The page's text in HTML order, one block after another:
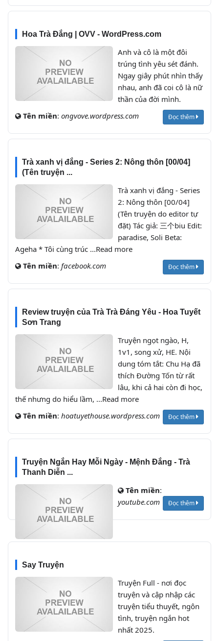
Hoa Trà Đắng | OVV - WordPress.com
Anh và cô là một đôi
trúng tình yêu sét đánh.
Ngay giây phút nhìn thấy
nhau, anh đã coi cô là nữ
thần của đời mình.
Tên miền: ongvove.wordpress.com Đọc thêm
Trà xanh vị đắng - Series 2: Nông thôn [00/04]
(Tên truyện ...
Trà xanh vị đắng - Series
2: Nông thôn [00/04]
(Tên truyện do editor tự
đặt) Tác giả: 三个biu Edit:
paradise, Soli Beta:
Ageha * Tôi cùng trúc ...Read more
Tên miền: facebook.com Đọc thêm
Review truyện của Trà Trà Đáng Yêu - Hoa Tuyết
Sơn Trang
Truyện ngọt ngào, H,
1v1, song xử, HE. Nội
dung tóm tắt: Chu Hạ đã
thích Đường Tốn từ rất
lâu, khi cả hai còn đi học,
thế nhưng do hiểu lầm, ...Read more
Tên miền: hoatuyethouse.wordpress.com Đọc thêm
Truyện Ngắn Hay Mỗi Ngày - Mệnh Đắng - Trà
Thanh Diễn ...
Tên miền:
youtube.com
Đọc thêm
Say Truyện
Truyện Full - nơi đọc
truyện và cập nhập các
truyện tiểu thuyết, ngôn
tình, truyện ngắn hot
nhất 2025.